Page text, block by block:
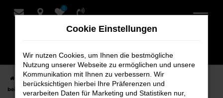
Zum
0
Startseite Hersteller Audi Audi A3
Audi A3 Gebrauchtwagen
bei Schmidt + Koch - Ihr Audi Autohaus
Cookie Einstellungen
Wir nutzen Cookies, um Ihnen die bestmögliche
Nutzung unserer Webseite zu ermöglichen und unsere
Kommunikation mit Ihnen zu verbessern. Wir
berücksichtigen hierbei Ihre Präferenzen und
verarbeiten Daten für Marketing und Statistiken nur,